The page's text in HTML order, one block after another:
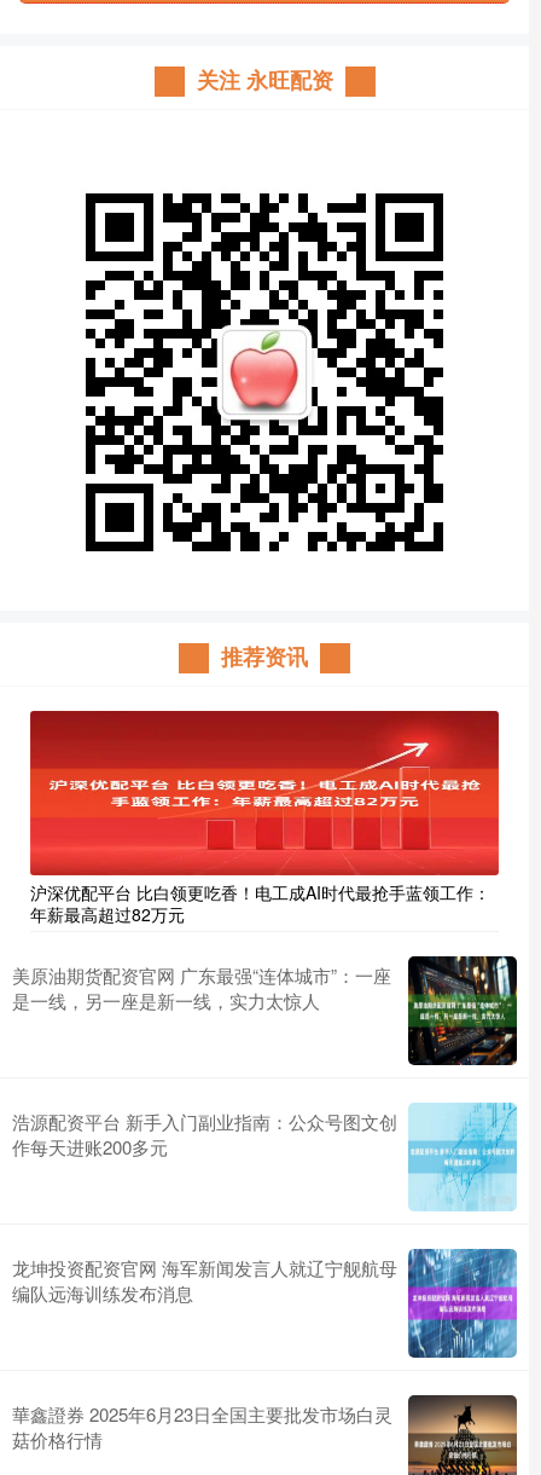
关注 永旺配资
推荐资讯
沪深优配平台 比白领更吃香！电工成AI时代最抢手蓝领工作：
年薪最高超过82万元
美原油期货配资官网 广东最强“连体城市”：一座
是一线，另一座是新一线，实力太惊人
浩源配资平台 新手入门副业指南：公众号图文创
作每天进账200多元
龙坤投资配资官网 海军新闻发言人就辽宁舰航母
编队远海训练发布消息
華鑫證券 2025年6月23日全国主要批发市场白灵
菇价格行情